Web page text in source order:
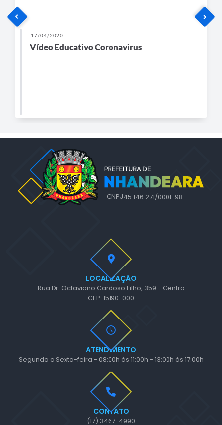
17/04/2020
Vídeo Educativo Coronavirus
LOCALIZAÇÃO
Rua Dr. Octaviano Cardoso Filho, 359 - Centro
CEP: 15190-000
CONTATO
(17) 3467-4990
ATENDIMENTO
Segunda a Sexta-feira - 08:00h às 11:00h - 13:00h às 17:00h
CNPJ45.146.271/0001-98